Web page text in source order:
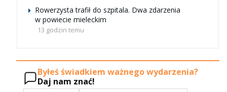
Rowerzysta trafił do szpitala. Dwa zdarzenia
w powiecie mieleckim
13 godzin temu
Byłeś świadkiem ważnego wydarzenia?
Daj nam znać!